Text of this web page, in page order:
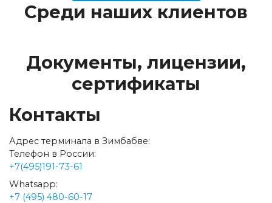
Среди наших клиентов
Документы, лицензии,
сертификаты
Контакты
Адрес терминала в Зимбабве:
Телефон в России:
+7(495)191-73-61
Whatsapp:
+7 (495) 480-60-17